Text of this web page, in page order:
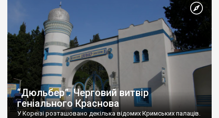
“Дюльбер”. Черговий витвір
геніального Краснова
У Кореїзі розташовано декілька відомих Кримських палаців.